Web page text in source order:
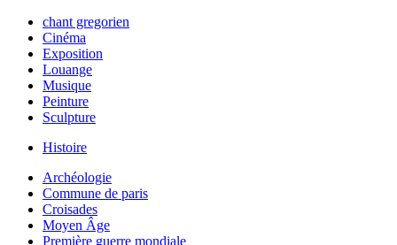
chant gregorien
Cinéma
Exposition
Louange
Musique
Peinture
Sculpture
Histoire
Archéologie
Commune de paris
Croisades
Moyen Âge
Première guerre mondiale